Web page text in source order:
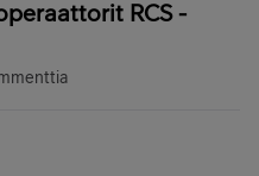
RCS -